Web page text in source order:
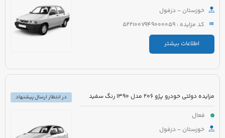
خوزستان - دزفول
کد مزایده : 5221007949000059
اطلاعات بیشتر
مزایده دولتی خودرو پژو 206 مدل 1390 رنگ سفید
فعال
خوزستان - دزفول
در انتظار ارسال پیشنهاد